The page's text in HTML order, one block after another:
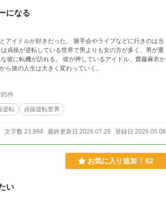
になる
アイドルが好きだった。 握手会やライブなどに行きのは当
ているアイドル、齋藤麻衣か
マネージャーになってくれませんか？』と言われる。 そこから彼の人生は大きく変わっていく。
件
逆転 貞操逆転世界
文字数 23,994 最終更新日 2026.07.29 登録日 2026.05.08
お気に入り追加 62
い